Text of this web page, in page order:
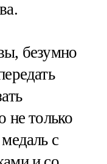
безумно
не только
с